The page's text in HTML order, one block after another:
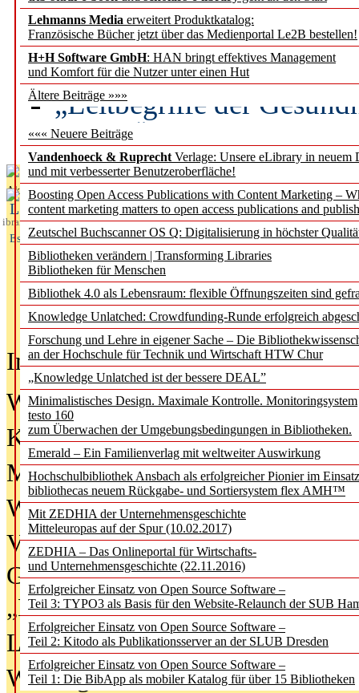
Lehmanns Media erweitert Produktkatalog:
Französische Bücher jetzt über das Medienportal Le2B bestellen!
H+H Software GmbH: HAN bringt effektives Management
und Komfort für die Nutzer unter einen Hut
Ältere Beiträge »»»
««« Neuere Beiträge
Vandenhoeck & Ruprecht Verlage: Unsere eLibrary in neuem
und mit verbesserter Benutzeroberfläche!
Boosting Open Access Publications with Content Marketing –
content marketing matters to open access publications and
Zeutschel Buchscanner OS Q: Digitalisierung in höchster
Bibliotheken verändern | Transforming Libraries
Bibliotheken für Menschen
Bibliothek 4.0 als Lebensraum: flexible Öffnungszeiten sind
Knowledge Unlatched: Crowdfunding-Runde erfolgreich
Forschung und Lehre in eigener Sache – Die
an der Hochschule für Technik und Wirtschaft HTW Chur
„Knowledge Unlatched ist der bessere DEAL”
Minimalistisches Design. Maximale Kontrolle. Monitoringsystem
testo 160
zum Überwachen der Umgebungsbedingungen in Bibliotheken.
Emerald – Ein Familienverlag mit weltweiter Auswirkung
Hochschulbibliothek Ansbach als erfolgreicher Pionier im
bibliothecas neuem Rückgabe- und Sortiersystem flex AMH™
Mit ZEDHIA der Unternehmensgeschichte
Mitteleuropas auf der Spur (10.02.2017)
ZEDHIA – Das Onlineportal für Wirtschafts-
und Unternehmensgeschichte (22.11.2016)
Erfolgreicher Einsatz von Open Source Software –
Teil 3: TYPO3 als Basis für den Website-Relaunch der SUB
Erfolgreicher Einsatz von Open Source Software –
Teil 2: Kitodo als Publikationsserver an der SLUB Dresden
Erfolgreicher Einsatz von Open Source Software –
Teil 1: Die BibApp als mobiler Katalog für über 15 Bibliotheken
Künstliche Intelligenz
besser zu verstehen
„Leitbegriffe der
des BIÖG erscheinen
Aktuelles aus
L
ibrary
Essentials
In der Ausgabe06/2026(August
Was Hochschul­bibliotheken von
Kinder in der digitalen Welt
Metadaten als Infrastruktur
Wenn Bots katalogisieren
Von Abschlusskleidern bis
Geisterjagd-Ausrüstung in der
„Library of Things“ unterwegs
Lesen als Infrastrukturaufgabe
Wie Jugendliche Social Media